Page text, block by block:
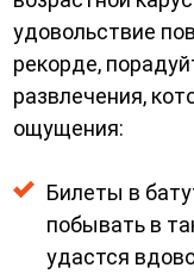
удовольствие
рекорде,
развлечения,
ощущения:
Билеты в
побывать в
удастся